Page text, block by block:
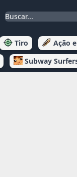
Tiro Ação
Subway